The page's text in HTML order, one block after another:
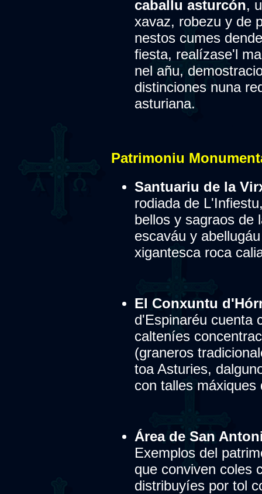
caballu asturcón,
xavaz, robezu y de
nestos cumes
fiesta, realízase'l
nel añu,
distinciones nuna
asturiana.
Patrimoniu
Santuariu de la
rodiada de
bellos y sagraos de
escaváu y
xigantesca roca
El Conxuntu
d'Espinaréu cuenta
calteníes
(graneros
toa Asturies,
con talles máxiques
Área de San
Exemplos del
que conviven coles
distribuyíes por tol